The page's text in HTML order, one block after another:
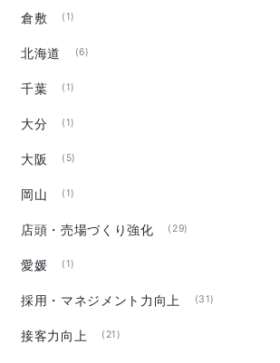
倉敷 (1)
北海道 (6)
千葉 (1)
大分 (1)
大阪 (5)
岡山 (1)
店頭・売場づくり強化 (29)
愛媛 (1)
採用・マネジメント力向上 (31)
接客力向上 (21)